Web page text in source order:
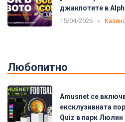
джакпотите в
15/04/2026
Любопитно
Amusnet се
ексклузивната
Quiz в парк Люлин